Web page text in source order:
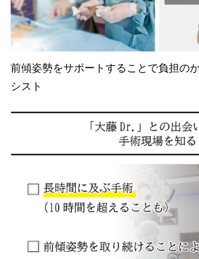
前傾姿勢をサポートすることで負担の
シスト